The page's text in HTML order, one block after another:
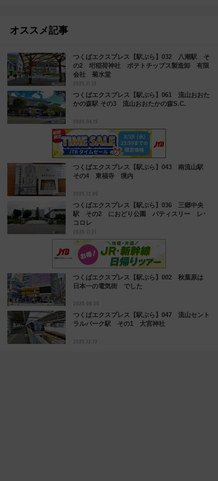
オススメ記事
つくばエクスプレス【駅ぶら】032 八潮駅 そ
の2 垳稲荷神社 ポテトチップス製造卸 有限
会社 菊水堂
2025.11.13
つくばエクスプレス【駅ぶら】061 流山おおた
かの森駅 その3 流山おおたかの森S.C.
2026.04.19
つくばエクスプレス【駅ぶら】043 南流山駅
その4 東福寺 境内
2025.12.05
つくばエクスプレス【駅ぶら】036 三郷中央
駅 その2 におどり公園 パティスリー レ･
コロレ
2025.11.21
つくばエクスプレス【駅ぶら】002 秋葉原は
日本一の電気街 でした
2025.08.26
つくばエクスプレス【駅ぶら】047 流山セント
ラルパーク駅 その1 大宮神社
2025.12.13